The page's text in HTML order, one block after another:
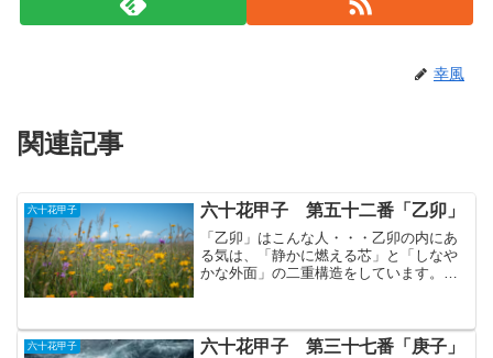
幸風
関連記事
六十花甲子 六十花甲子 第五十二番「乙卯」
「乙卯」はこんな人・・・乙卯の内にあ
る気は、「静かに燃える芯」と「しなや
かな外面」の二重構造をしています。心
に現れるときは柔らかく、...
六十花甲子 六十花甲子 第三十七番「庚子」